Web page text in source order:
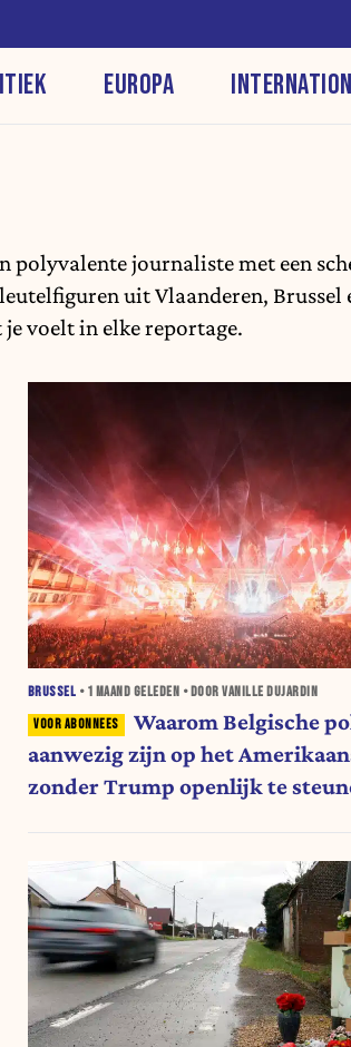
EUROPA
polyvalente journaliste met een
uit Vlaanderen,
voelt in elke reportage.
BRUSSEL • 1 MAAND GELEDEN • DOOR VANILLE DUJARDIN
Waarom Belgische
aanwezig zijn op het
zonder Trump openlijk te